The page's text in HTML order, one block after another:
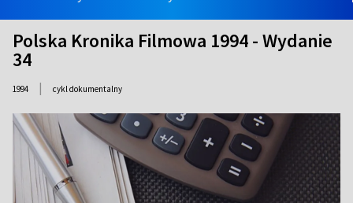
Polska Kronika Filmowa 1994 - Wydanie
34
1994 | cykl dokumentalny